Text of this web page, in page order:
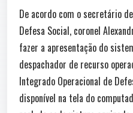
De acordo com o secretário
Defesa Social, coronel
fazer a apresentação do
despachador de recurso
Integrado Operacional de
disponível na tela do